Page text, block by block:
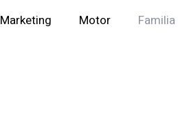
Marketing Motor Familia